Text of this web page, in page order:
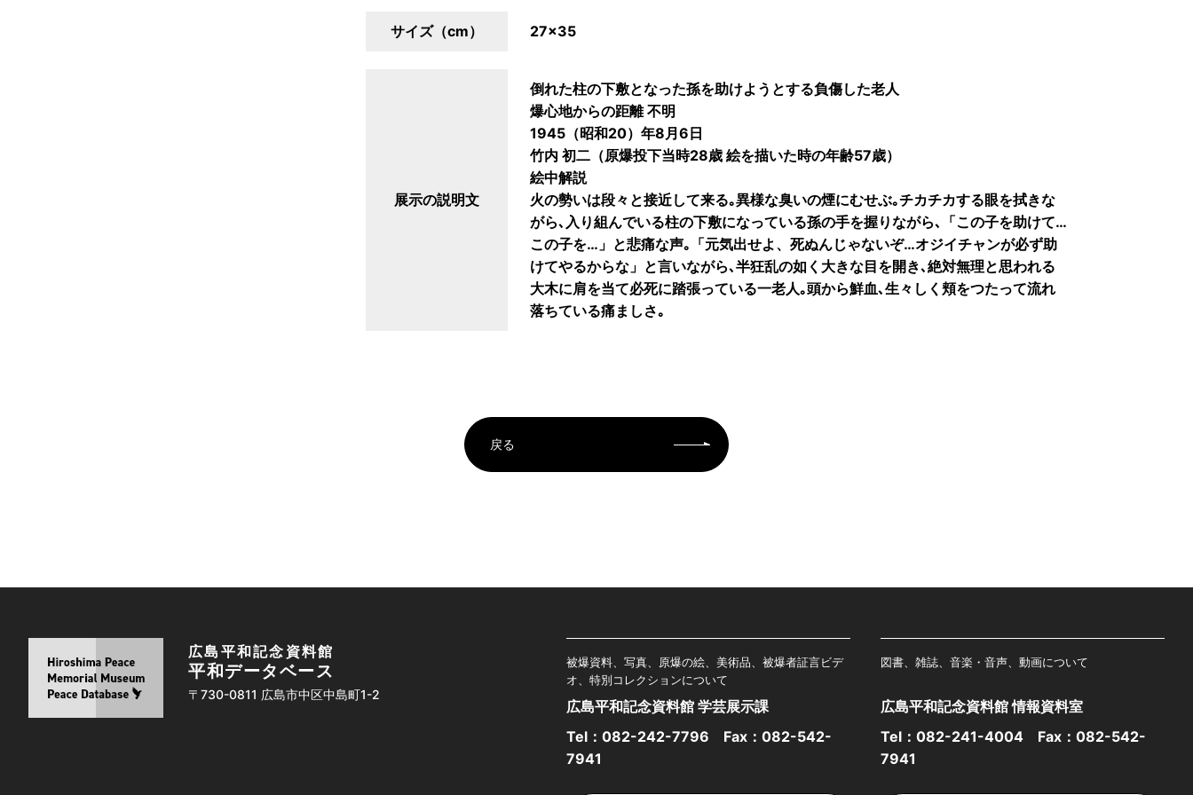
サイズ（cm） 27×35
展示の説明文
倒れた柱の下敷となった孫を助けようとする負傷した老人
爆心地からの距離 不明
1945（昭和20）年8月6日
竹内 初二（原爆投下当時28歳 絵を描いた時の年齢57歳）
絵中解説
火の勢いは段々と接近して来る｡異様な臭いの煙にむせぶ｡チカチカする眼を拭きな
がら､入り組んでいる柱の下敷になっている孫の手を握りながら､「この子を助けて…
この子を…」と悲痛な声｡「元気出せよ、死ぬんじゃないぞ…オジイチャンが必ず助
けてやるからな」と言いながら､半狂乱の如く大きな目を開き､絶対無理と思われる
大木に肩を当て必死に踏張っている一老人｡頭から鮮血､生々しく頬をつたって流れ
落ちている痛ましさ｡
戻る
広島平和記念資料館
平和データベース
〒730-0811 広島市中区中島町1-2
被爆資料、写真、原爆の絵、美術品、被爆者証言ビデ
オ、特別コレクションについて
広島平和記念資料館 学芸展示課
Tel： 082-242-7796 Fax：082-542-
7941
図書、雑誌、音楽・音声、動画について
広島平和記念資料館 情報資料室
Tel： 082-241-4004 Fax：082-542-
7941